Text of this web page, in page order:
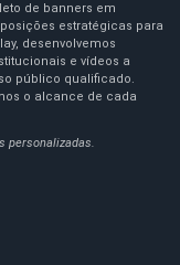
de banners em
estratégicas para
desenvolvemos
e vídeos a
público qualificado.
o alcance de cada
personalizadas.